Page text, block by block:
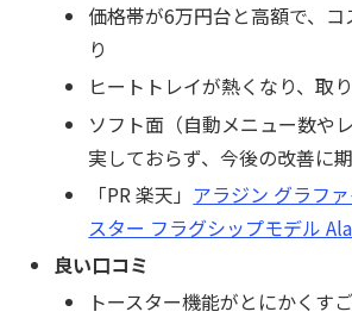
価格帯が6万円台と高額で、
り
ヒートトレイが熱くなり、取
ソフト面（自動メニュー数や
実しておらず、今後の改善に
「PR 楽天」 アラジン グラフ
スター フラグシップモデル
良い口コミ
トースター機能がとにかくす